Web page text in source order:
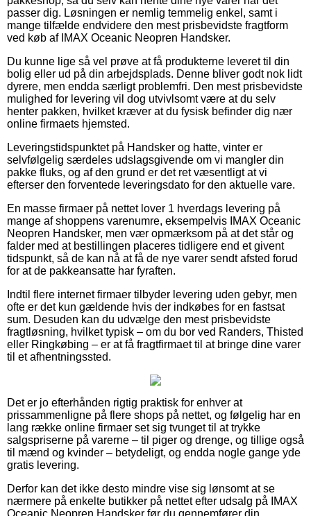
passer dig. Løsningen er nemlig temmelig enkel, samt i
mange tilfælde endvidere den mest prisbevidste fragtform
ved køb af IMAX Oceanic Neopren Handsker.
Du kunne lige så vel prøve at få produkterne leveret til din
bolig eller ud på din arbejdsplads. Denne bliver godt nok lidt
dyrere, men endda særligt problemfri. Den mest prisbevidste
mulighed for levering vil dog utvivlsomt være at du selv
henter pakken, hvilket kræver at du fysisk befinder dig nær
online firmaets hjemsted.
Leveringstidspunktet på Handsker og hatte, vinter er
selvfølgelig særdeles udslagsgivende om vi mangler din
pakke fluks, og af den grund er det ret væsentligt at vi
efterser den forventede leveringsdato for den aktuelle vare.
En masse firmaer på nettet lover 1 hverdags levering på
mange af shoppens varenumre, eksempelvis IMAX Oceanic
Neopren Handsker, men vær opmærksom på at det står og
falder med at bestillingen placeres tidligere end et givent
tidspunkt, så de kan nå at få de nye varer sendt afsted forud
for at de pakkeansatte har fyraften.
Indtil flere internet firmaer tilbyder levering uden gebyr, men
ofte er det kun gældende hvis der indkøbes for en fastsat
sum. Desuden kan du udvælge den mest prisbevidste
fragtløsning, hvilket typisk – om du bor ved Randers, Thisted
eller Ringkøbing – er at få fragtfirmaet til at bringe dine varer
til et afhentningssted.
Det er jo efterhånden rigtig praktisk for enhver at
prissammenligne på flere shops på nettet, og følgelig har en
lang række online firmaer set sig tvunget til at trykke
salgspriserne på varerne – til piger og drenge, og tillige også
til mænd og kvinder – betydeligt, og endda nogle gange yde
gratis levering.
Derfor kan det ikke desto mindre vise sig lønsomt at se
nærmere på enkelte butikker på nettet efter udsalg på IMAX
Oceanic Neopren Handsker før du gennemfører din